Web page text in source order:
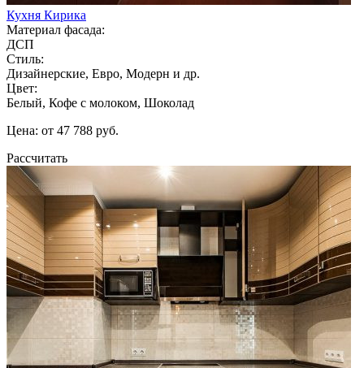
Кухня Кирика
Материал фасада:
ДСП
Стиль:
Дизайнерские, Евро, Модерн и др.
Цвет:
Белый, Кофе с молоком, Шоколад
Цена: от 47 788 руб.
Рассчитать